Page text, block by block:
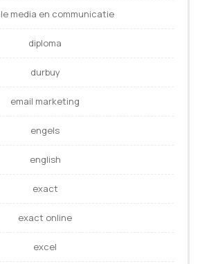
media en communicatie
diploma
durbuy
email marketing
engels
english
exact
exact online
excel